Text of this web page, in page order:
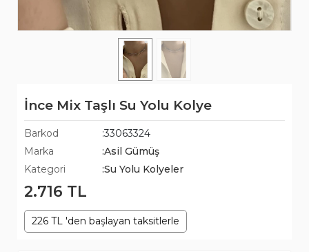
İnce Mix Taşlı Su Yolu Kolye
Barkod
:33063324
Marka
:Asil Gümüş
Kategori
:Su Yolu Kolyeler
2.716 TL
226 TL 'den başlayan taksitlerle